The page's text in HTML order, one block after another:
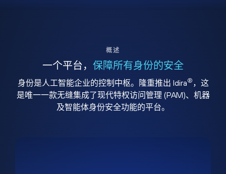
概述
一个平台， 保障所有身份的安全
身份是人工智能企业的控制中枢。隆重推出 Idira® ，这
是唯一一款无缝集成了现代特权访问管理 (PAM)、机器
及智能体身份安全功能的平台。